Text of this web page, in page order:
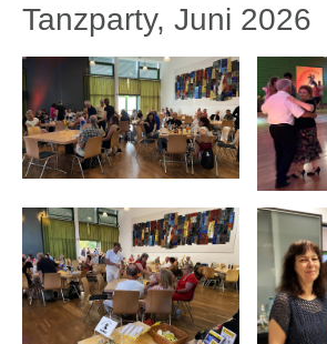
Tanzparty, Juni 2026